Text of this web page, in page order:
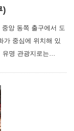
)
앙 동쪽 출구에서 도
가 중심에 위치해 있
유명 관광지로는…